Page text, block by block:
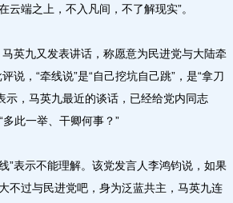
云端之上，不入凡间，不了解现实”。
英九又发表讲话，称愿意为民进党与大陆牵
说，“牵线说”是“自己挖坑自己跳”，是“拿刀
示，马英九最近的谈话，已经给党内同志
多此一举、干卿何事？”
表示不能理解。该党发言人李鸿钧说，如果
不过与民进党吧，身为泛蓝共主，马英九连